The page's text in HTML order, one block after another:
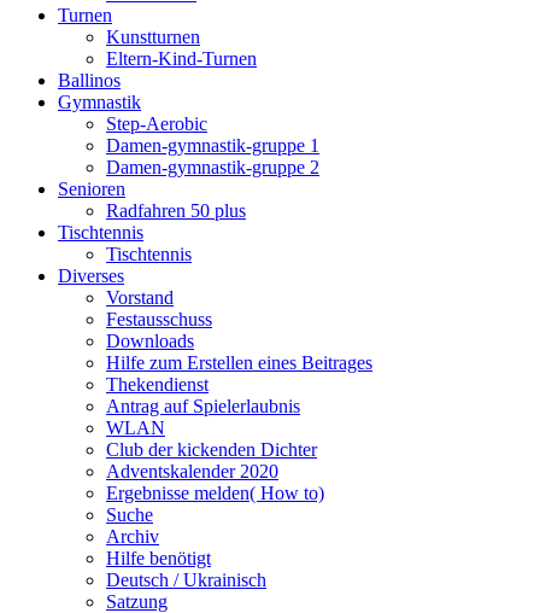
Turnen
Kunstturnen
Eltern-Kind-Turnen
Ballinos
Gymnastik
Step-Aerobic
Damen-gymnastik-gruppe 1
Damen-gymnastik-gruppe 2
Senioren
Radfahren 50 plus
Tischtennis
Tischtennis
Diverses
Vorstand
Festausschuss
Downloads
Hilfe zum Erstellen eines Beitrages
Thekendienst
Antrag auf Spielerlaubnis
WLAN
Club der kickenden Dichter
Adventskalender 2020
Ergebnisse melden( How to)
Suche
Archiv
Hilfe benötigt
Deutsch / Ukrainisch
Satzung